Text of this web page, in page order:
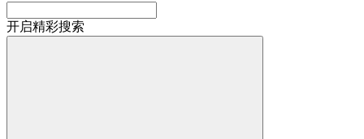
开启精彩搜索